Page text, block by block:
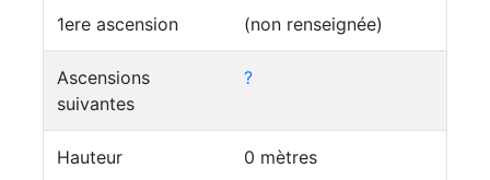
1ere ascension (non renseignée)
Ascensions
suivantes
?
Hauteur 0 mètres